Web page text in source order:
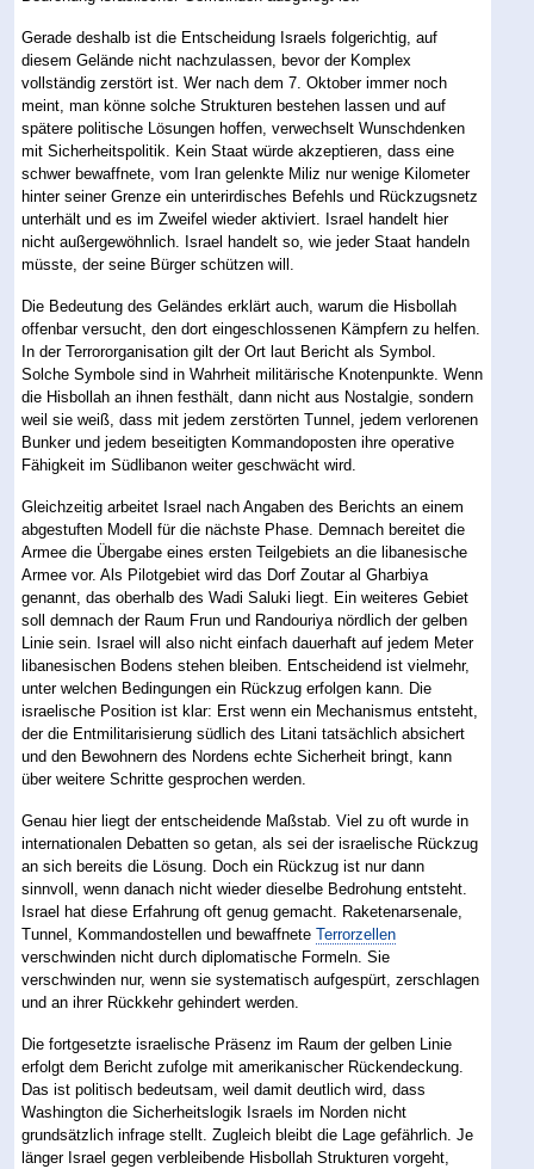
Gerade deshalb ist die Entscheidung Israels folgerichtig, auf
diesem Gelände nicht nachzulassen, bevor der Komplex
vollständig zerstört ist. Wer nach dem 7. Oktober immer noch
meint, man könne solche Strukturen bestehen lassen und auf
spätere politische Lösungen hoffen, verwechselt Wunschdenken
mit Sicherheitspolitik. Kein Staat würde akzeptieren, dass eine
schwer bewaffnete, vom Iran gelenkte Miliz nur wenige Kilometer
hinter seiner Grenze ein unterirdisches Befehls und Rückzugsnetz
unterhält und es im Zweifel wieder aktiviert. Israel handelt hier
nicht außergewöhnlich. Israel handelt so, wie jeder Staat handeln
müsste, der seine Bürger schützen will.
Die Bedeutung des Geländes erklärt auch, warum die Hisbollah
offenbar versucht, den dort eingeschlossenen Kämpfern zu helfen.
In der Terrororganisation gilt der Ort laut Bericht als Symbol.
Solche Symbole sind in Wahrheit militärische Knotenpunkte. Wenn
die Hisbollah an ihnen festhält, dann nicht aus Nostalgie, sondern
weil sie weiß, dass mit jedem zerstörten Tunnel, jedem verlorenen
Bunker und jedem beseitigten Kommandoposten ihre operative
Fähigkeit im Südlibanon weiter geschwächt wird.
Gleichzeitig arbeitet Israel nach Angaben des Berichts an einem
abgestuften Modell für die nächste Phase. Demnach bereitet die
Armee die Übergabe eines ersten Teilgebiets an die libanesische
Armee vor. Als Pilotgebiet wird das Dorf Zoutar al Gharbiya
genannt, das oberhalb des Wadi Saluki liegt. Ein weiteres Gebiet
soll demnach der Raum Frun und Randouriya nördlich der gelben
Linie sein. Israel will also nicht einfach dauerhaft auf jedem Meter
libanesischen Bodens stehen bleiben. Entscheidend ist vielmehr,
unter welchen Bedingungen ein Rückzug erfolgen kann. Die
israelische Position ist klar: Erst wenn ein Mechanismus entsteht,
der die Entmilitarisierung südlich des Litani tatsächlich absichert
und den Bewohnern des Nordens echte Sicherheit bringt, kann
über weitere Schritte gesprochen werden.
Genau hier liegt der entscheidende Maßstab. Viel zu oft wurde in
internationalen Debatten so getan, als sei der israelische Rückzug
an sich bereits die Lösung. Doch ein Rückzug ist nur dann
sinnvoll, wenn danach nicht wieder dieselbe Bedrohung entsteht.
Israel hat diese Erfahrung oft genug gemacht. Raketenarsenale,
Tunnel, Kommandostellen und bewaffneteTerrorzellen
verschwinden nicht durch diplomatische Formeln. Sie
verschwinden nur, wenn sie systematisch aufgespürt, zerschlagen
und an ihrer Rückkehr gehindert werden.
Die fortgesetzte israelische Präsenz im Raum der gelben Linie
erfolgt dem Bericht zufolge mit amerikanischer Rückendeckung.
Das ist politisch bedeutsam, weil damit deutlich wird, dass
Washington die Sicherheitslogik Israels im Norden nicht
grundsätzlich infrage stellt. Zugleich bleibt die Lage gefährlich. Je
länger Israel gegen verbleibende Hisbollah Strukturen vorgeht,